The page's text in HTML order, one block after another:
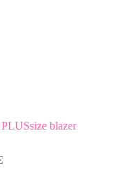
blazer